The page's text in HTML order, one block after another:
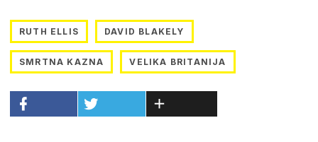
RUTH ELLIS DAVID BLAKELY
SMRTNA KAZNA VELIKA BRITANIJA